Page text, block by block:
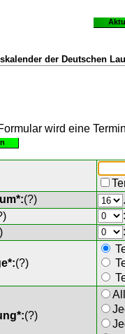
der Deutschen
wird eine
(?)
.
) :
) :
(?)
(?)